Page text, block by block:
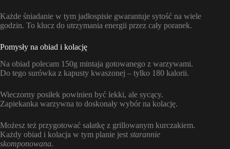
Każde śniadanie w tym jadłospisie gwarantuje sytość na wiele
godzin. To klucz do utrzymania energii przez cały poranek.
Pomysły na obiad i kolację
Na obiad polecam 150g mintaja gotowanego z warzywami.
Do tego surówka z kapusty kwaszonej – tylko 180 kalorii.
Wieczorny posiłek powinien być lekki, ale sycący.
Zapiekanka warzywna to doskonały wybór na kolację.
Możesz też przygotować sałatkę z grillowanym kurczakiem.
Każdy obiad i kolacja w tym planie jest starannie
skomponowana.